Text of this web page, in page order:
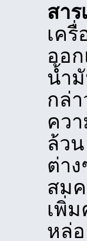
สา
เค
ออ
น้ำ
กล่
คว
ล้ว
ต่า
สม
เพิ่
หล่